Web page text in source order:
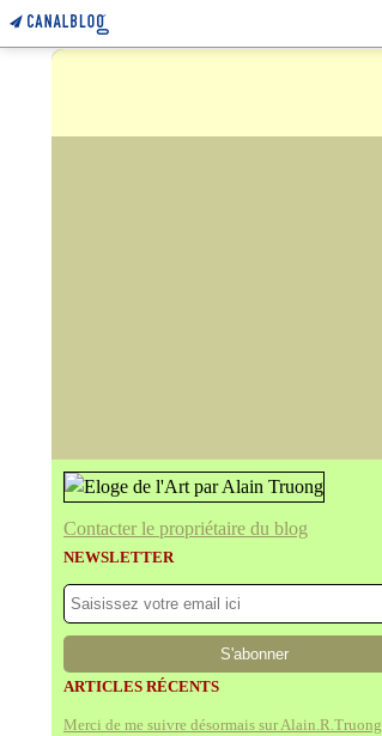
Contacter le propriétaire du blog
NEWSLETTER
ARTICLES RÉCENTS
Merci de me suivre désormais sur Alain.R.Truong